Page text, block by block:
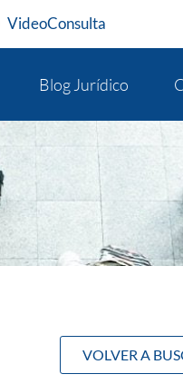
VideoConsulta
Blog Jurídico
VOLVER A